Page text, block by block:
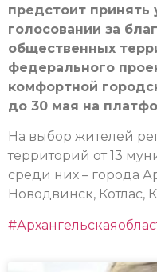
предстоит принять
голосовании за
общественных
федерального
комфортной
до 30 мая на
На выбор жителей
территорий от 13
среди них – города
Новодвинск, Котлас,